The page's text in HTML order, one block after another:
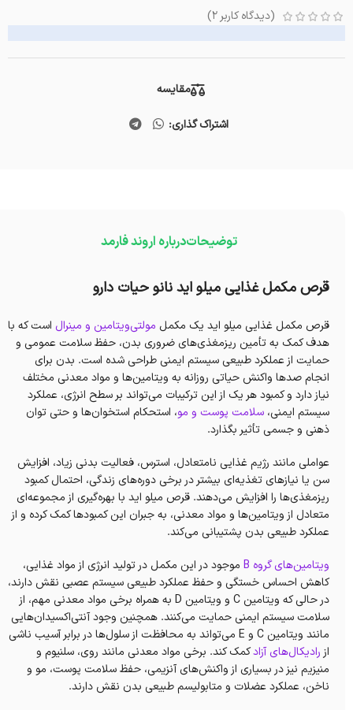
(دیدگاه کاربر 2
)
مقایسه
اشتراک گذاری:
توضیحاتدرباره اروند فارمد
قرص مکمل غذایی میلو اید نانو حیات دارو
قرص مکمل غذایی میلو اید یک مکمل مولتی‌ویتامین و مینرال است که با
هدف کمک به تأمین ریزمغذی‌های ضروری بدن، حفظ سلامت عمومی و
حمایت از عملکرد طبیعی سیستم ایمنی طراحی شده است. بدن برای
انجام صدها واکنش حیاتی روزانه به ویتامین‌ها و مواد معدنی مختلف
نیاز دارد و کمبود هر یک از این ترکیبات می‌تواند بر سطح انرژی، عملکرد
سیستم ایمنی، سلامت پوست و مو، استحکام استخوان‌ها و حتی توان
ذهنی و جسمی تأثیر بگذارد.
عواملی مانند رژیم غذایی نامتعادل، استرس، فعالیت بدنی زیاد، افزایش
سن یا نیازهای تغذیه‌ای بیشتر در برخی دوره‌های زندگی، احتمال کمبود
ریزمغذی‌ها را افزایش می‌دهند. قرص میلو اید با بهره‌گیری از مجموعه‌ای
متعادل از ویتامین‌ها و مواد معدنی، به جبران این کمبودها کمک کرده و از
عملکرد طبیعی بدن پشتیبانی می‌کند.
ویتامین‌های گروه B
موجود در این مکمل در تولید انرژی از مواد غذایی،
کاهش احساس خستگی و حفظ عملکرد طبیعی سیستم عصبی نقش دارند،
در حالی که ویتامین C و ویتامین D به همراه برخی مواد معدنی مهم، از
سلامت سیستم ایمنی حمایت می‌کنند. همچنین وجود آنتی‌اکسیدان‌هایی
مانند ویتامین C و E می‌تواند به محافظت از سلول‌ها در برابر آسیب ناشی
از رادیکال‌های آزادکمک کند. برخی مواد معدنی مانند روی، سلنیوم و
منیزیم نیز در بسیاری از واکنش‌های آنزیمی، حفظ سلامت پوست، مو و
ناخن، عملکرد عضلات و متابولیسم طبیعی بدن نقش دارند.